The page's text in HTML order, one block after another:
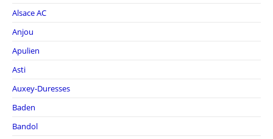
Alsace AC
Anjou
Apulien
Asti
Auxey-Duresses
Baden
Bandol